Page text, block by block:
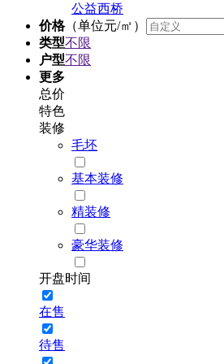
公益西桥
价格（单位元/㎡）
类型不限
户型不限
更多
总价
特色
装修
毛坯
基本装修
精装修
豪华装修
开盘时间
在售
待售